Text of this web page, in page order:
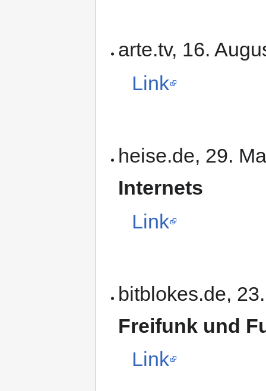
arte.tv, 16.
Link
heise.de, 29.
Internets
Link
bitblokes.de,
Freifunk und
Link